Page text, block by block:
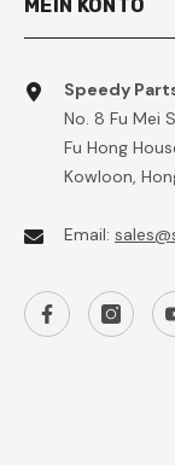
MEIN KONTO
Speedy
No. 8 Fu Mei
Fu Hong
Kowloon,
Email: